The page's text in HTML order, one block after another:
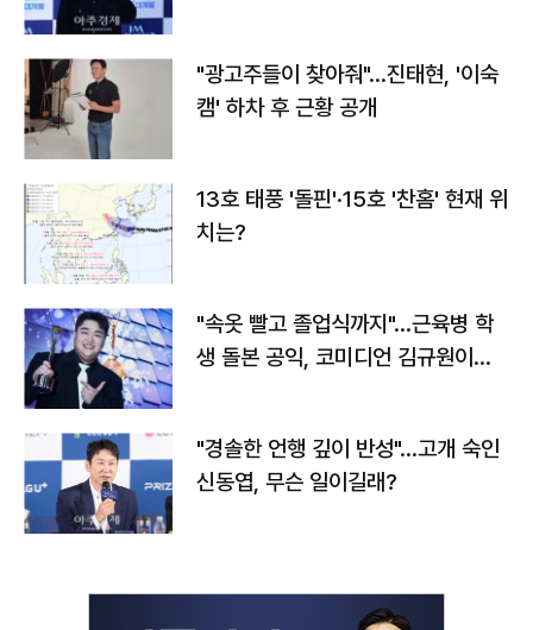
"광고주들이 찾아줘"…진태현, '이숙
캠' 하차 후 근황 공개
13호 태풍 '돌핀'·15호 '찬홈' 현재 위
치는?
"속옷 빨고 졸업식까지"…근육병 학
생 돌본 공익, 코미디언 김규원이었
"경솔한 언행 깊이 반성"…고개 숙인
신동엽, 무슨 일이길래?